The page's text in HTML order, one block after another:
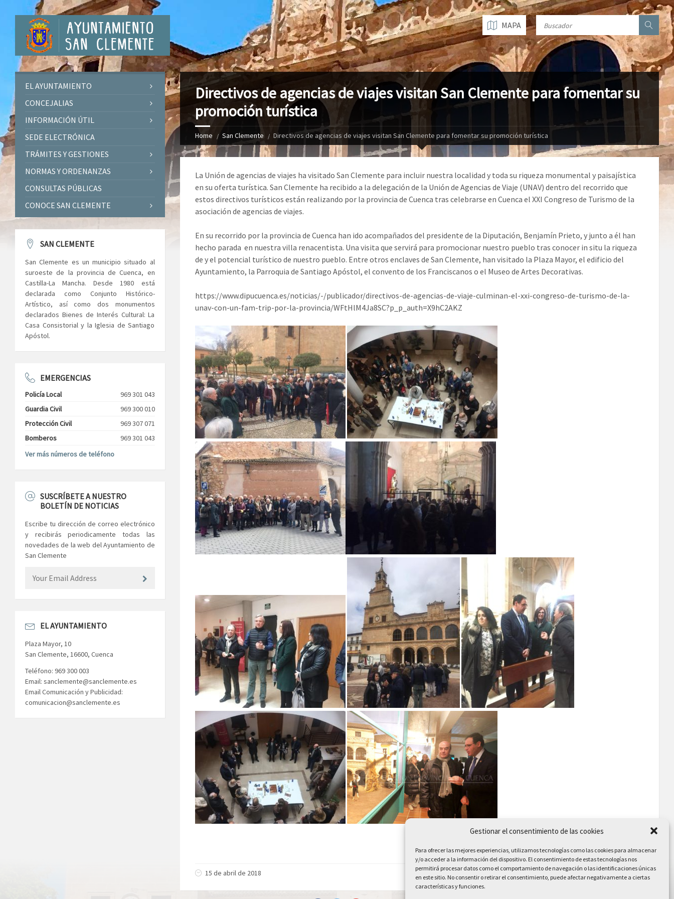
Gestionar el consentimiento de las cookies
Para ofrecer las mejores experiencias, utilizamos tecnologías como las cookies para almacenar
y/o acceder a la información del dispositivo. El consentimiento de estas tecnologías nos
permitirá procesar datos como el comportamiento de navegación o las identificaciones únicas
en este sitio. No consentir o retirar el consentimiento, puede afectar negativamente a ciertas
características y funciones.
MAPA
Directivos de agencias de viajes visitan San Clemente para fomentar su
promoción turística
Home San Clemente Directivos de agencias de viajes visitan San Clemente para fomentar su promoción turística
La Unión de agencias de viajes ha visitado San Clemente para incluir nuestra localidad y toda su riqueza monumental y paisajística
en su oferta turística. San Clemente ha recibido a la delegación de la Unión de Agencias de Viaje (UNAV) dentro del recorrido que
estos directivos turísticos están realizando por la provincia de Cuenca tras celebrarse en Cuenca el XXI Congreso de Turismo de la
asociación de agencias de viajes.
En su recorrido por la provincia de Cuenca han ido acompañados del presidente de la Diputación, Benjamín Prieto, y junto a él han
hecho parada en nuestra villa renacentista. Una visita que servirá para promocionar nuestro pueblo tras conocer in situ la riqueza
de y el potencial turístico de nuestro pueblo. Entre otros enclaves de San Clemente, han visitado la Plaza Mayor, el edificio del
Ayuntamiento, la Parroquia de Santiago Apóstol, el convento de los Franciscanos o el Museo de Artes Decorativas.
https://www.dipucuenca.es/noticias/-/publicador/directivos-de-agencias-de-viaje-culminan-el-xxi-congreso-de-turismo-de-la-
unav-con-un-fam-trip-por-la-provincia/WFtHlM4Ja8SC?p_p_auth=X9hC2AKZ
15 de abril de 2018
EL AYUNTAMIENTO
CONCEJALIAS
INFORMACIÓN ÚTIL
SEDE ELECTRÓNICA
TRÁMITES Y GESTIONES
NORMAS Y ORDENANZAS
CONSULTAS PÚBLICAS
CONOCE SAN CLEMENTE
SAN CLEMENTE
San Clemente es un municipio situado al
suroeste de la provincia de Cuenca, en
Castilla-La Mancha. Desde 1980 está
declarada como Conjunto Histórico-
Artístico, así como dos monumentos
declarados Bienes de Interés Cultural: La
Casa Consistorial y la Iglesia de Santiago
Apóstol.
EMERGENCIAS
Policía Local
969 301 043
Guardia Civil
969 300 010
Protección Civil
969 307 071
Bomberos
969 301 043
Ver más números de teléfono
SUSCRÍBETE A NUESTRO
BOLETÍN DE NOTICIAS
Escribe tu dirección de correo electrónico
y recibirás periodicamente todas las
novedades de la web del Ayuntamiento de
San Clemente
EL AYUNTAMIENTO
Plaza Mayor, 10
San Clemente, 16600, Cuenca
Teléfono: 969 300 003
Email: sanclemente@sanclemente.es
Email Comunicación y Publicidad:
comunicacion@sanclemente.es